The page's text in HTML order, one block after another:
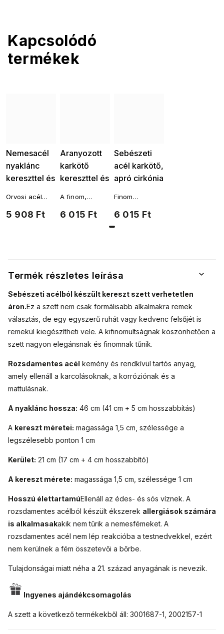
Termék részletes leírása
Sebészeti acélból készült kereszt szett verhetetlen
áron.Ez a szett nem csak formálisabb alkalmakra remek
választás, de egy egyszerű ruhát vagy kedvenc felsőjét is
remekül kiegészítheti vele. A kifinomultságnak köszönhetően a
szett nagyon elegánsnak és finomnak tűnik.
Rozsdamentes acél kemény és rendkívül tartós anyag,
amely ellenáll a karcolásoknak, a korróziónak és a
mattulásnak.
A nyaklánc hossza: 46 cm (41 cm + 5 cm hosszabbítás)
A kereszt méretei: magassága 1,5 cm, szélessége a
legszélesebb ponton 1 cm
Kerület: 21 cm (17 cm + 4 cm hosszabbító)
A kereszt mérete: magassága 1,5 cm, szélessége 1 cm
Hosszú élettartamúEllenáll az édes- és sós víznek. A
rozsdamentes acélból készült ékszerek allergiások számára
is alkalmasakakik nem tűrik a nemesfémeket. A
rozsdamentes acél nem lép reakcióba a testnedvekkel, ezért
nem kerülnek a fém összetevői a bőrbe.
Tulajdonságai miatt néha a 21. század anyagának is nevezik.
Ingyenes ajándékcsomagolás
A szett a következő termékekből áll: 3001687-1, 2002157-1
Kapcsolódó
termékek
Nemesacél
nyaklánc
kereszttel és
1687
5 908 Ft
Orvosi acél
nyaklánc
Aranyozott
karkötő
kereszttel és
cirkóniával
2157
6 015 Ft
A finom,
áttetsző
elegánsan és
Sebészeti
acél karkötő,
apró cirkónia
6 015 Ft
Finom
karkötő
kereszttel és